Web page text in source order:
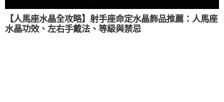
【人馬座水晶全攻略】射手座命定水晶飾品推薦：人馬座
水晶功效、左右手戴法、等級與禁忌